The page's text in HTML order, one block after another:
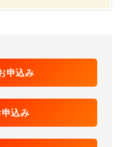
申込み
込み